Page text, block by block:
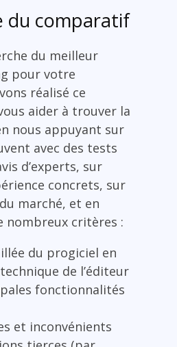
du comparatif
du meilleur
pour votre
réalisé ce
aider à trouver la
nous appuyant sur
avec des tests
d’experts, sur
concrets, sur
marché, et en
nombreux critères :
du progiciel en
de l’éditeur
fonctionnalités
et inconvénients